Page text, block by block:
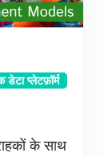
डेटा प्लेटफ़ॉर्म
के साथ